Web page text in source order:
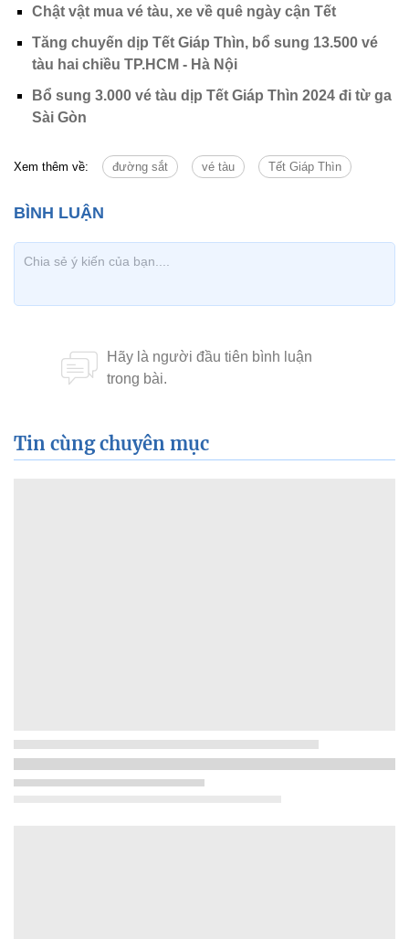
Chật vật mua vé tàu, xe về quê ngày cận Tết
Tăng chuyến dịp Tết Giáp Thìn, bổ sung 13.500 vé
tàu hai chiều TP.HCM - Hà Nội
Bổ sung 3.000 vé tàu dịp Tết Giáp Thìn 2024 đi từ ga
Sài Gòn
Xem thêm về: đường sắt vé tàu Tết Giáp Thìn
Tin cùng chuyên mục